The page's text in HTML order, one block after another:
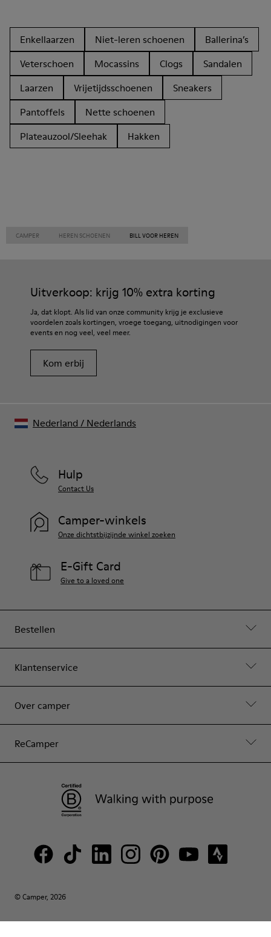
Enkellaarzen Niet-leren schoenen
Ballerina’s
Veterschoen
Mocassins Clogs
Sandalen
Laarzen
Vrijetijdsschoenen
Sneakers
Pantoffels
Nette schoenen
Plateauzool/Sleehak
Hakken
CAMPER HEREN SCHOENEN BILL VOOR HEREN
Uitverkoop: krijg 10% extra korting
Ja, dat klopt. Als lid van onze community krijg je exclusieve
voordelen zoals kortingen, vroege toegang, uitnodigingen voor
events en nog veel, veel meer.
Kom erbij
Bestellen
Klantenservice
Over camper
ReCamper
Hulp
Contact Us
Camper-winkels
Onze dichtstbijzijnde winkel zoeken
E-Gift Card
Give to a loved one
© Camper, 2026
Nederland / Nederlands